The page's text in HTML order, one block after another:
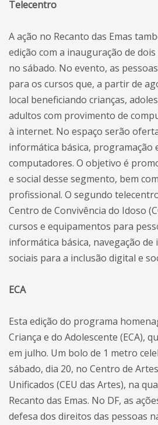
Telecentro
A ação no Recanto das Emas
edição com a inauguração de
no sábado. No evento, as
para os cursos que, a partir de
local beneficiando crianças,
adultos com provimento de
à internet. No espaço serão
informática básica, programação
computadores. O objetivo é
e social desse segmento, bem
profissional. O segundo
Centro de Convivência do Idoso
cursos e equipamentos para
informática básica, navegação
sociais para a inclusão digital e
ECA
Esta edição do programa
Criança e do Adolescente (ECA),
em julho. Um bolo de 1 metro
sábado, dia 20, no Centro de
Unificados (CEU das Artes), na
Recanto das Emas. No DF, as
defesa dos direitos das pessoas